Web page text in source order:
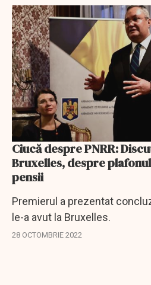
Ciucă despre PNRR:
Bruxelles, despre
pensii
Premierul a prezentat
le-a avut la Bruxelles.
28 OCTOMBRIE 2022